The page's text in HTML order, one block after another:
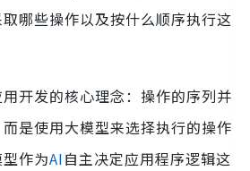
哪些操作以及按什么顺序执行这
开发的核心理念：操作的序列并
是使用大模型来选择执行的操作
作为AI自主决定应用程序逻辑这